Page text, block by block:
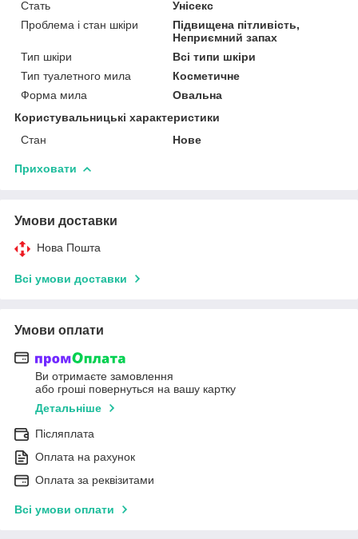
Стать
Унісекс
Проблема і стан шкіри
Підвищена пітливість,
Неприємний запах
Тип шкіри
Всі типи шкіри
Тип туалетного мила
Косметичне
Форма мила
Овальна
Користувальницькі характеристики
Стан
Нове
Приховати
Умови доставки
Нова Пошта
Всі умови доставки
Умови оплати
Ви отримаєте замовлення
або гроші повернуться на вашу картку
Детальніше
Післяплата
Оплата на рахунок
Оплата за реквізитами
Всі умови оплати